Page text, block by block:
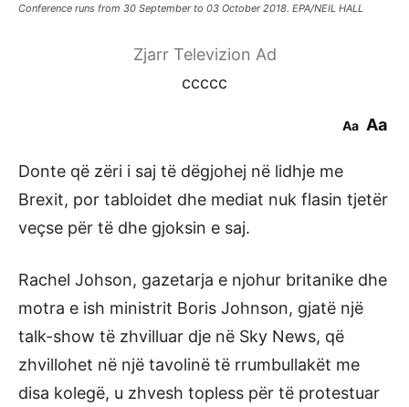
Conference runs from 30 September to 03 October 2018. EPA/NEIL HALL
Zjarr Televizion Ad
ccccc
Aa Aa
Donte që zëri i saj të dëgjohej në lidhje me
Brexit, por tabloidet dhe mediat nuk flasin tjetër
veçse për të dhe gjoksin e saj.
Rachel Johson, gazetarja e njohur britanike dhe
motra e ish ministrit Boris Johnson, gjatë një
talk-show të zhvilluar dje në Sky News, që
zhvillohet në një tavolinë të rrumbullakët me
disa kolegë, u zhvesh topless për të protestuar